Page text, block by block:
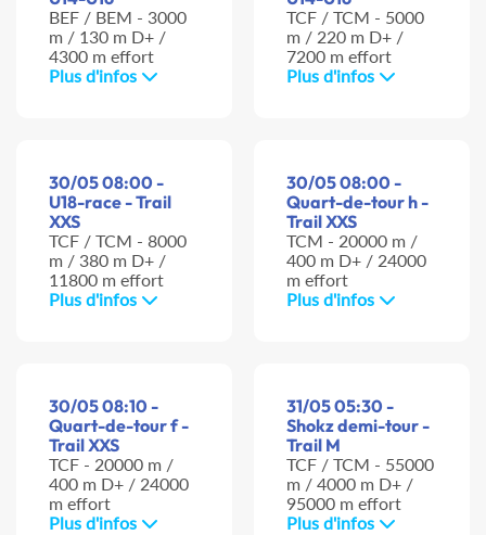
BEF / BEM - 3000
m / 130 m D+ /
4300 m effort
Plus d'infos
TCF / TCM - 5000
m / 220 m D+ /
7200 m effort
Plus d'infos
30/05 08:00 -
U18-race - Trail
XXS
TCF / TCM - 8000
m / 380 m D+ /
11800 m effort
Plus d'infos
30/05 08:00 -
Quart-de-tour h -
Trail XXS
TCM - 20000 m /
400 m D+ / 24000
m effort
Plus d'infos
30/05 08:10 -
Quart-de-tour f -
Trail XXS
TCF - 20000 m /
400 m D+ / 24000
m effort
Plus d'infos
31/05 05:30 -
Shokz demi-tour -
Trail M
TCF / TCM - 55000
m / 4000 m D+ /
95000 m effort
Plus d'infos